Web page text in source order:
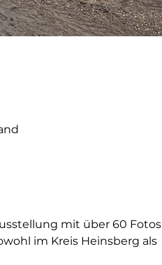
mit über 60 Fotos
im Kreis Heinsberg als